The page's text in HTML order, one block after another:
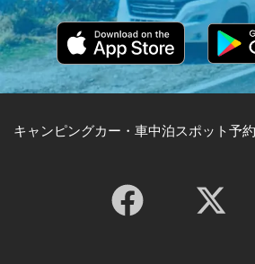
キャンピングカー・車中泊スポット予